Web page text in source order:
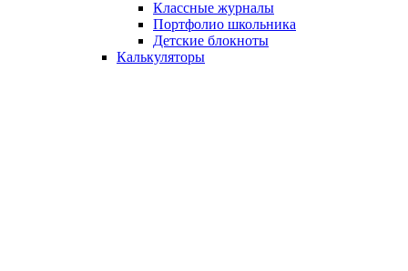
Классные журналы
Портфолио школьника
Детские блокноты
Калькуляторы